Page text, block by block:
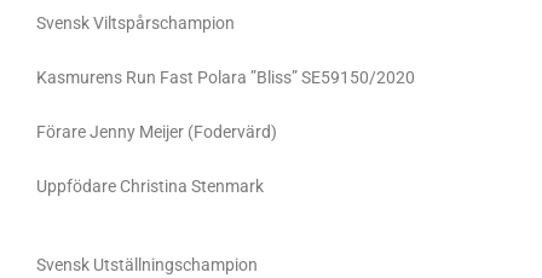
Svensk Viltspårschampion
Kasmurens Run Fast Polara ”Bliss” SE59150/2020
Förare Jenny Meijer (Fodervärd)
Uppfödare Christina Stenmark
Svensk Utställningschampion